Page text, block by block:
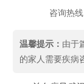
咨询热线
温馨提示： 由于
的家人需要疾病